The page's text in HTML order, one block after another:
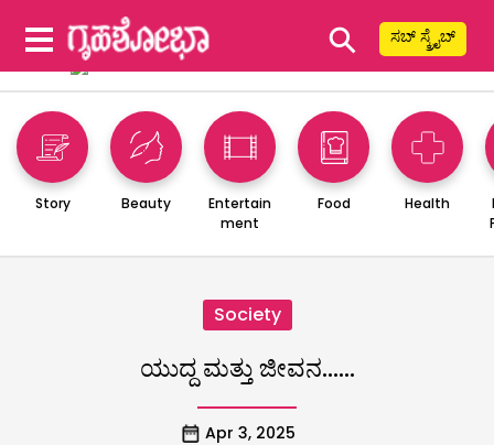
⚲ ಸಬ್ ಸ್ಕ್ರೈಬ್
Story Beauty
Entertain
ment
Food Health
Society
ಯುದ್ದ ಮತ್ತು ಜೀವನ……
Apr 3, 2025